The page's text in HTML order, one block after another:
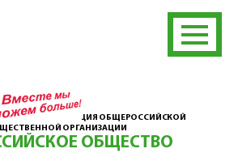
ОРГАНИЗАЦИЯ ОБЩЕРОССИЙСКОЙ
ОРГАНИЗАЦИИ
ОБЩЕСТВО